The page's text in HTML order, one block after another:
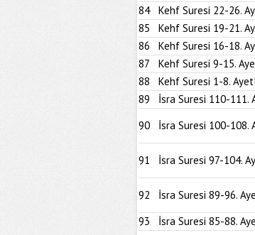
84
Kehf Suresi 22-26.
85
Kehf Suresi 19-21.
86
Kehf Suresi 16-18.
87
Kehf Suresi 9-15.
88
Kehf Suresi 1-8.
89
İsra Suresi 110-111.
90
İsra Suresi 100-108.
91 İsra Suresi 97-104.
92 İsra Suresi 89-96.
93
İsra Suresi 85-88.